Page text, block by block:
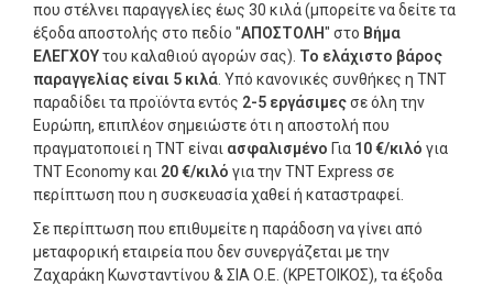
που στέλνει παραγγελίες έως 30 κιλά (μπορείτε να δείτε τα
έξοδα αποστολής στο πεδίο "ΑΠΟΣΤΟΛΗ" στο Βήμα
ΕΛΕΓΧΟΥτου καλαθιού αγορών σας). Το ελάχιστο βάρος
παραγγελίας είναι 5 κιλά . Υπό κανονικές συνθήκες η TNT
παραδίδει τα προϊόντα εντός 2-5 εργάσιμεςσε όλη την
Ευρώπη, επιπλέον σημειώστε ότι η αποστολή που
πραγματοποιεί η TNT είναι ασφαλισμένο Για 10 €/κιλό για
TNT Economy και 20 €/κιλό για την TNT Express σε
περίπτωση που η συσκευασία χαθεί ή καταστραφεί.
Σε περίπτωση που επιθυμείτε η παράδοση να γίνει από
μεταφορική εταιρεία που δεν συνεργάζεται με την
Ζαχαράκη Κωνσταντίνου & ΣΙΑ Ο.Ε. (ΚΡΕΤΟΙΚΟΣ), τα έξοδα